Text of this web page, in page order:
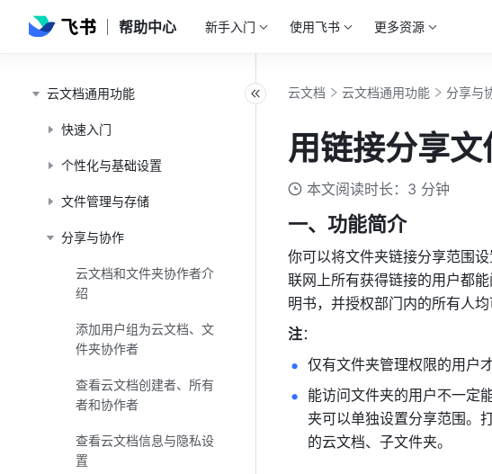
帮助中心 新手入门 使用飞书 更多资源
云文档通用功能
快速入门
个性化与基础设置
文件管理与存储
分享与协作
云文档和文件夹协作者介
绍
添加用户组为云文档、文
件夹协作者
查看云文档创建者、所有
者和协作者
查看云文档信息与隐私设
置
云文档 云文档通用功能 分享与
用链接分享文
本文阅读时长：3 分钟
一、功能简介
你可以将文件夹链接分享范围
联网上所有获得链接的用户都
明书，并授权部门内的所有人
注：
仅有文件夹管理权限的用户
能访问文件夹的用户不一定
夹可以单独设置分享范围。
的云文档、子文件夹。